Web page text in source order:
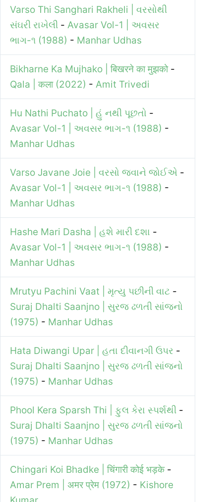
Varso Thi Sanghari Rakheli | વરસોથી
સંઘરી રાખેલી - Avasar Vol-1 | અવસર
ભાગ-૧ (1988) - Manhar Udhas
Bikharne Ka Mujhako | बिखरने का मुझको -
Qala | कला (2022) - Amit Trivedi
Hu Nathi Puchato | હું નથી પૂછતો -
Avasar Vol-1 | અવસર ભાગ-૧ (1988) -
Manhar Udhas
Varso Javane Joie | વરસો જવાને જોઈએ -
Avasar Vol-1 | અવસર ભાગ-૧ (1988) -
Manhar Udhas
Hashe Mari Dasha | હશે મારી દશા -
Avasar Vol-1 | અવસર ભાગ-૧ (1988) -
Manhar Udhas
Mrutyu Pachini Vaat | મૃત્યુ પછીની વાટ -
Suraj Dhalti Saanjno | સુરજ ઢળતી સાંજનો
(1975) - Manhar Udhas
Hata Diwangi Upar | હતા દીવાનગી ઉપર -
Suraj Dhalti Saanjno | સુરજ ઢળતી સાંજનો
(1975) - Manhar Udhas
Phool Kera Sparsh Thi | ફુલ કેરા સ્પર્શથી -
Suraj Dhalti Saanjno | સુરજ ઢળતી સાંજનો
(1975) - Manhar Udhas
Chingari Koi Bhadke | चिंगारी कोई भड़के -
Amar Prem | अमर प्रेम (1972) - Kishore